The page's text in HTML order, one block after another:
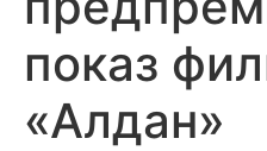
показ
«Алдан»